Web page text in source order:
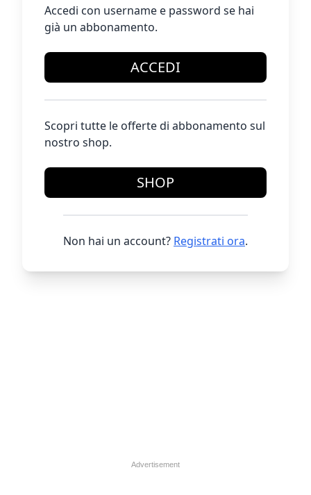
Accedi con username e password se hai
già un abbonamento.
ACCEDI
Scopri tutte le offerte di abbonamento sul
nostro shop.
SHOP
Non hai un account? Registrati ora.